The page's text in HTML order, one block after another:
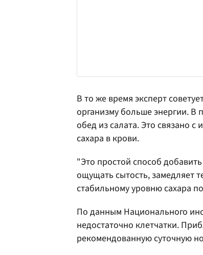
В то же время эксперт
организму больше энергии. В
обед из салата. Это связано
сахара в крови.
"Это простой способ
ощущать сытость, замедляет
стабильному уровню сахара
По данным Национального
недостаточно клетчатки.
рекомендованную суточную